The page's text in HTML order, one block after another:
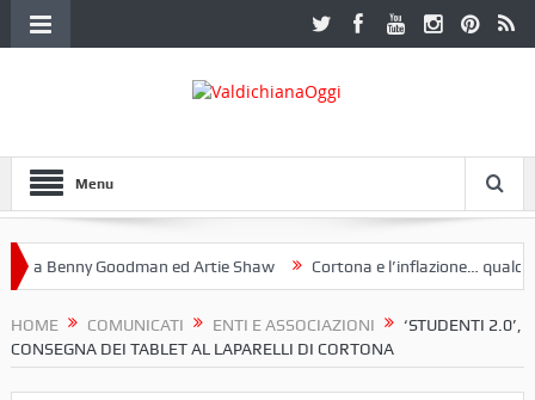
Menu
a Benny Goodman ed Artie Shaw Cortona e l’inflazione… qualche
HOME COMUNICATI ENTI E ASSOCIAZIONI
‘STUDENTI 2.0’,
CONSEGNA DEI TABLET AL LAPARELLI DI CORTONA